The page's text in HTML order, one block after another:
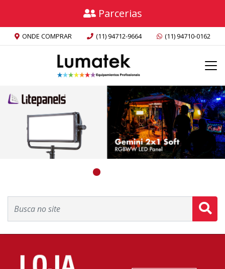
Parcerias
ONDE COMPRAR (11) 94712-9664 (11) 94710-0162